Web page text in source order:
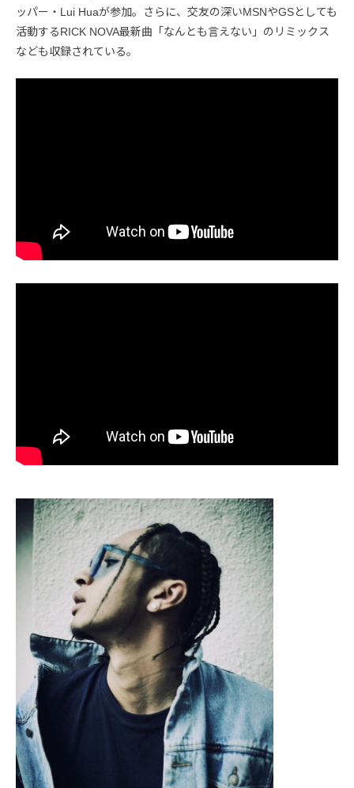
ッパー・Lui Huaが参加。さらに、交友の深いMSNやGSとしても
活動するRICK NOVA最新曲「なんとも言えない」のリミックス
なども収録されている。